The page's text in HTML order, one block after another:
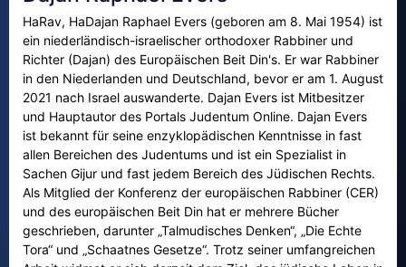
HaRav, HaDajan Raphael Evers (geboren am 8. Mai 1954) ist
ein niederländisch-israelischer orthodoxer Rabbiner und
Richter (Dajan) des Europäischen Beit Din's. Er war Rabbiner
in den Niederlanden und Deutschland, bevor er am 1. August
2021 nach Israel auswanderte. Dajan Evers ist Mitbesitzer
und Hauptautor des Portals Judentum Online. Dajan Evers
ist bekannt für seine enzyklopädischen Kenntnisse in fast
allen Bereichen des Judentums und ist ein Spezialist in
Sachen Gijur und fast jedem Bereich des Jüdischen Rechts.
Als Mitglied der Konferenz der europäischen Rabbiner (CER)
und des europäischen Beit Din hat er mehrere Bücher
geschrieben, darunter „Talmudisches Denken“, „Die Echte
Tora“ und „Schaatnes Gesetze“. Trotz seiner umfangreichen